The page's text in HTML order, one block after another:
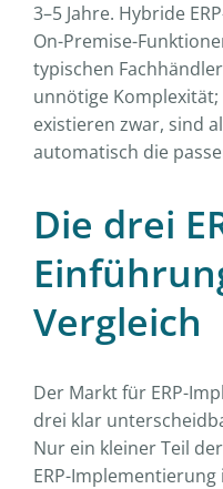
3–5 Jahre. Hybride
On-Premise-
typischen
unnötige Komplexität;
existieren zwar, sind
automatisch die
Die drei
Vergleich
Der Markt für ERP-
drei klar
Nur ein kleiner Teil
ERP-